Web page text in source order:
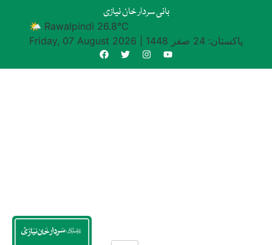
بانی سردار خان نیازی
🌤 Rawalpindi 26.8°C
Friday, 07 August 2026
پاکستان: 24 صفر 1448